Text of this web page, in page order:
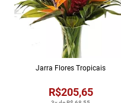
R$205,65
Jarra Flores Tropi­cais